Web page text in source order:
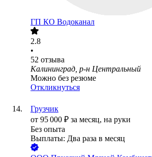
ГП КО Водоканал
2.8
•
52 отзыва
Калининград, р-н Центральный
Можно без резюме
Откликнуться
Грузчик
от 95 000 ₽ за месяц, на руки
Без опыта
Выплаты: Два раза в месяц